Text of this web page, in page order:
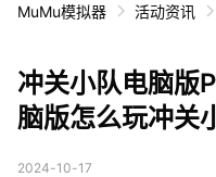
MuMu模拟器 活动资讯
冲关小队电脑版
脑版怎么玩冲关
2024-10-17